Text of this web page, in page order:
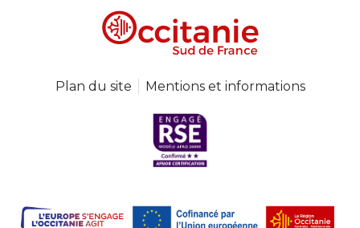
Plan du site Mentions et informations